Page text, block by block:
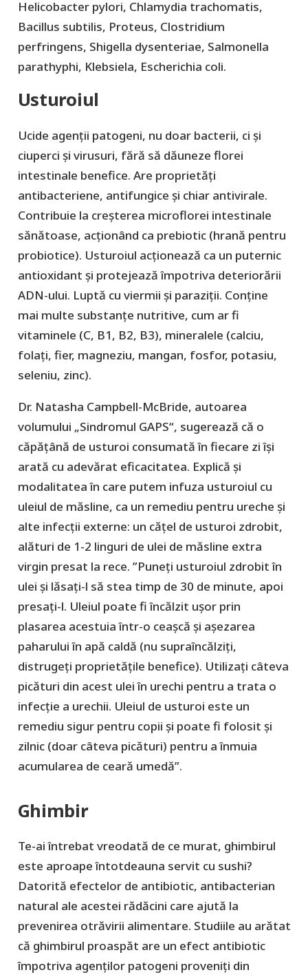
Helicobacter pylori, Chlamydia trachomatis,
Bacillus subtilis, Proteus, Clostridium
perfringens, Shigella dysenteriae, Salmonella
parathyphi, Klebsiela, Escherichia coli.
Usturoiul
Ucide agenții patogeni, nu doar bacterii, ci și
ciuperci și virusuri, fără să dăuneze florei
intestinale benefice. Are proprietăți
antibacteriene, antifungice și chiar antivirale.
Contribuie la creșterea microflorei intestinale
sănătoase, acționând ca prebiotic (hrană pentru
probiotice). Usturoiul acționează ca un puternic
antioxidant și protejează împotriva deteriorării
ADN-ului. Luptă cu viermii și paraziții. Conține
mai multe substanțe nutritive, cum ar fi
vitaminele (C, B1, B2, B3), mineralele (calciu,
folați, fier, magneziu, mangan, fosfor, potasiu,
seleniu, zinc).
Dr. Natasha Campbell-McBride, autoarea
volumului „Sindromul GAPS“, sugerează că o
căpățână de usturoi consumată în fiecare zi își
arată cu adevărat eficacitatea. Explică și
modalitatea în care putem infuza usturoiul cu
uleiul de măsline, ca un remediu pentru ureche și
alte infecții externe: un cățel de usturoi zdrobit,
alături de 1-2 linguri de ulei de măsline extra
virgin presat la rece. ”Puneți usturoiul zdrobit în
ulei și lăsați-l să stea timp de 30 de minute, apoi
presați-l. Uleiul poate fi încălzit ușor prin
plasarea acestuia într-o ceașcă și așezarea
paharului în apă caldă (nu supraîncălziți,
distrugeți proprietățile benefice). Utilizați câteva
picături din acest ulei în urechi pentru a trata o
infecție a urechii. Uleiul de usturoi este un
remediu sigur pentru copii și poate fi folosit și
zilnic (doar câteva picături) pentru a înmuia
acumularea de ceară umedă”.
Ghimbir
Te-ai întrebat vreodată de ce murat, ghimbirul
este aproape întotdeauna servit cu sushi?
Datorită efectelor de antibiotic, antibacterian
natural ale acestei rădăcini care ajută la
prevenirea otrăvirii alimentare. Studiile au arătat
că ghimbirul proaspăt are un efect antibiotic
împotriva agenților patogeni proveniți din